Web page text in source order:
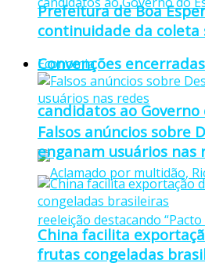
Convenções
candidatos ao
Prefeitura de Boa
continuidade da coleta
Economia
Falsos anúncios sobre
enganam usuários nas
China facilita
frutas congeladas